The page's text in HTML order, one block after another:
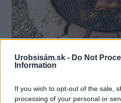
Urobsisám.sk - Do Not
Information
If you wish to opt-out of the sale,
processing of your personal or